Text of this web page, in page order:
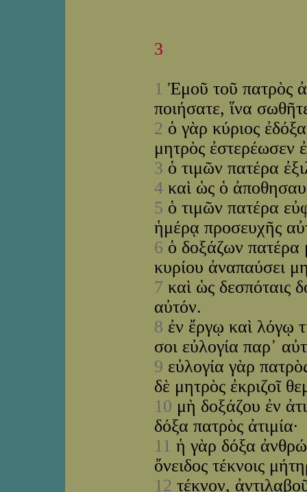
3
1 Ἐμοῦ τοῦ πατρὸς
ποιήσατε, ἵνα
2 ὁ γὰρ κύριος
μητρὸς ἐστερέωσεν
3 ὁ τιμῶν πατέρα
4 καὶ ὡς ὁ
5 ὁ τιμῶν πατέρα
ἡμέρᾳ προσευχῆς
6 ὁ δοξάζων πατέρα
κυρίου ἀναπαύσει
7 καὶ ὡς δεσπόταις
αὐτόν.
8 ἐν ἔργῳ καὶ λόγῳ
σοι εὐλογία παρ᾽
9 εὐλογία γὰρ
δὲ μητρὸς ἐκριζοῖ
10 μὴ δοξάζου ἐν
δόξα πατρὸς ἀτιμία·
11 ἡ γὰρ δόξα
ὄνειδος τέκνοις
12 τέκνον,